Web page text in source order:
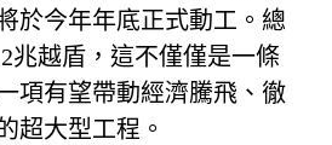
於今年年底正式動工。總
兆越盾，這不僅僅是一條
項有望帶動經濟騰飛、徹
超大型工程。